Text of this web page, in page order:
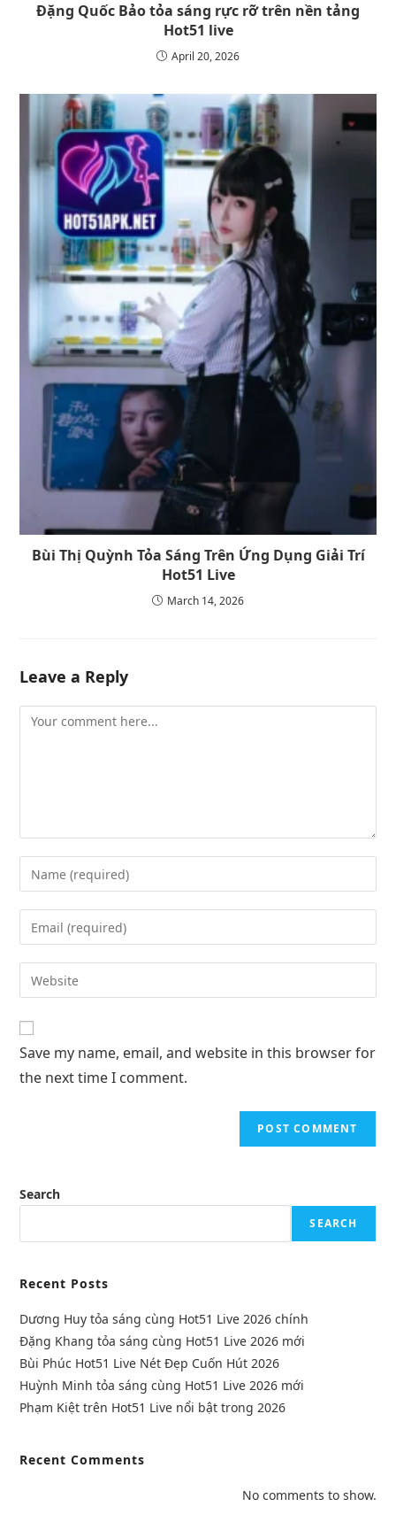
Đặng Quốc Bảo tỏa sáng rực rỡ trên nền tảng
Hot51 live
April 20, 2026
Bùi Thị Quỳnh Tỏa Sáng Trên Ứng Dụng Giải Trí
Hot51 Live
March 14, 2026
Leave a Reply
Save my name, email, and website in this browser for
the next time I comment.
Search
SEARCH
Recent Posts
Dương Huy tỏa sáng cùng Hot51 Live 2026 chính
Đặng Khang tỏa sáng cùng Hot51 Live 2026 mới
Bùi Phúc Hot51 Live Nét Đẹp Cuốn Hút 2026
Huỳnh Minh tỏa sáng cùng Hot51 Live 2026 mới
Phạm Kiệt trên Hot51 Live nổi bật trong 2026
Recent Comments
No comments to show.